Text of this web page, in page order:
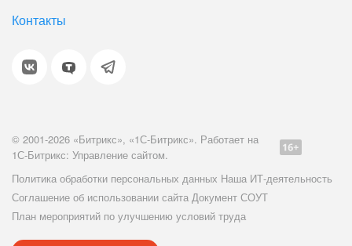
Контакты
© 2001-2026 «Битрикс», «1С-Битрикс». Работает на
1С-Битрикс: Управление сайтом.
Политика обработки персональных данных Наша ИТ-деятельность
Соглашение об использовании сайта Документ СОУТ
План мероприятий по улучшению условий труда